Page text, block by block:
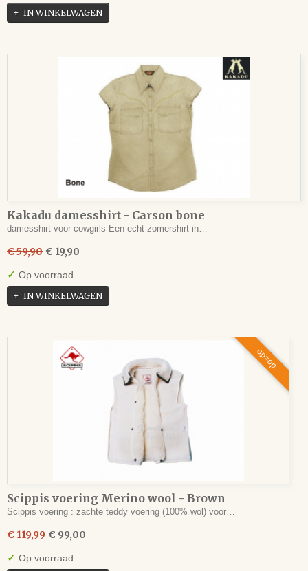
IN WINKELWAGEN
Kakadu damesshirt - Carson bone
damesshirt voor cowgirls Een echt zomershirt in…
€ 59,90 € 19,90
✓ Op voorraad
IN WINKELWAGEN
op=op
Scippis voering Merino wool - Brown
Scippis voering : zachte teddy voering (100% wol) voor…
€ 119,99 € 99,00
✓ Op voorraad